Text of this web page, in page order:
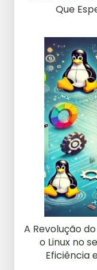
Que
A Revolução
o Linux no
Eficiência